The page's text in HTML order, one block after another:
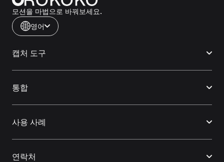
모션을 마법으로 바꿔보세요.
영어
캡처 도구
통합
사용 사례
연락처